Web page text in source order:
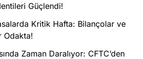
Güçlendi!
Kritik Hafta: Bilançolar ve
Odakta!
Zaman Daralıyor: CFTC’den